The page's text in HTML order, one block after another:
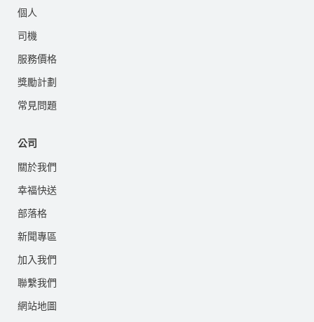
個人
司機
服務價格
獎勵計劃
常見問題
公司
關於我們
幸福快送
部落格
新聞專區
加入我們
聯繫我們
網站地圖